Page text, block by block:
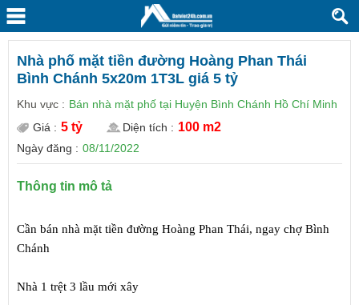
Nhà phố mặt tiền đường Hoàng Phan Thái
Bình Chánh 5x20m 1T3L giá 5 tỷ
Khu vực : Bán nhà mặt phố tại Huyện Bình Chánh Hồ Chí Minh
Giá : 5 tỷ Diện tích : 100 m2
Ngày đăng : 08/11/2022
Thông tin mô tả
Cần bán nhà mặt tiền đường Hoàng Phan Thái, ngay chợ Bình
Chánh
Nhà 1 trệt 3 lầu mới xây